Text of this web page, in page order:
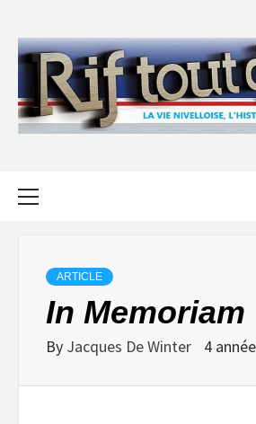
content
ARTICLE
In Memoriam
By Jacques De Winter 4